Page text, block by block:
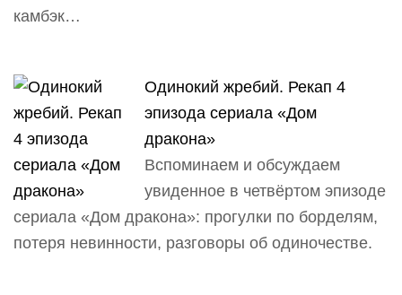
камбэк…
Одинокий жребий. Рекап 4
эпизода сериала «Дом
дракона»
Вспоминаем и обсуждаем
увиденное в четвёртом эпизоде
сериала «Дом дракона»: прогулки по борделям,
потеря невинности, разговоры об одиночестве.